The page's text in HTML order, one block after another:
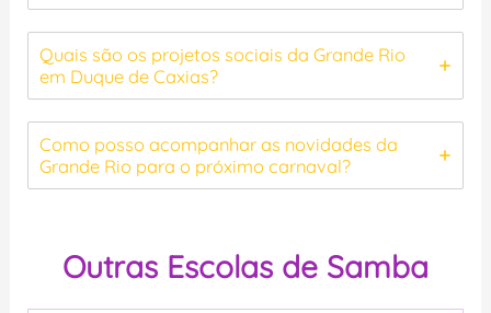
Quais são os projetos sociais da Grande Rio
em Duque de Caxias?
Como posso acompanhar as novidades da
Grande Rio para o próximo carnaval?
Outras Escolas de Samba